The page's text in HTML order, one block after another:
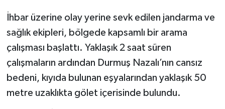
İhbar üzerine olay yerine sevk edilen jandarma ve
sağlık ekipleri, bölgede kapsamlı bir arama
çalışması başlattı. Yaklaşık 2 saat süren
çalışmaların ardından Durmuş Nazalı’nın cansız
bedeni, kıyıda bulunan eşyalarından yaklaşık 50
metre uzaklıkta gölet içerisinde bulundu.